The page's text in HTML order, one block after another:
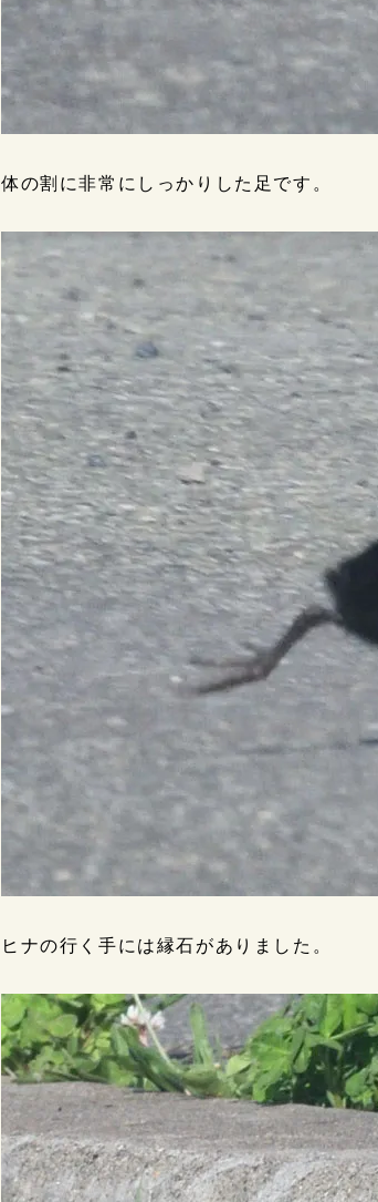
体の割に非常にしっかりした足です。
ヒナの行く手には縁石がありました。